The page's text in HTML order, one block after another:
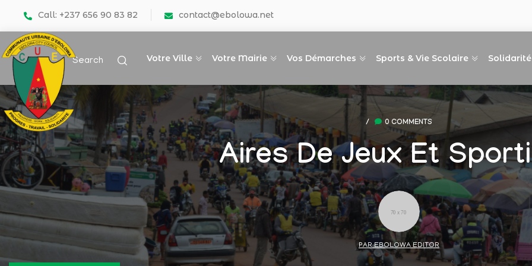
Call: +237 656 90 83 82 contact@ebolowa.net
Search Votre Ville Votre Mairie Vos Démarches Sports & Vie Scolaire Solidarité
/ 0 COMMENTS
Aires De Jeux Et
PAR EBOLOWA EDITOR